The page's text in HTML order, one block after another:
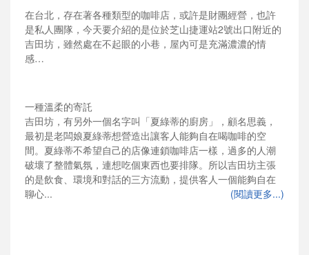
在台北，存在著各種類型的咖啡店，或許是財團經營，也許
是私人團隊，今天要介紹的是位於芝山捷運站2號出口附近的
吉田坊，雖然處在不起眼的小巷，屋內可是充滿濃濃的情
感…
一種溫柔的寄託
吉田坊，有另外一個名字叫「夏綠蒂的廚房」，顧名思義，
最初是老闆娘夏綠蒂想營造出讓客人能夠自在喝咖啡的空
間。夏綠蒂不希望自己的店像連鎖咖啡店一樣，過多的人潮
破壞了整體氣氛，連想吃個東西也要排隊。所以吉田坊主張
的是飲食、環境和對話的三方流動，提供客人一個能夠自在
聊心...
(閱讀更多...)